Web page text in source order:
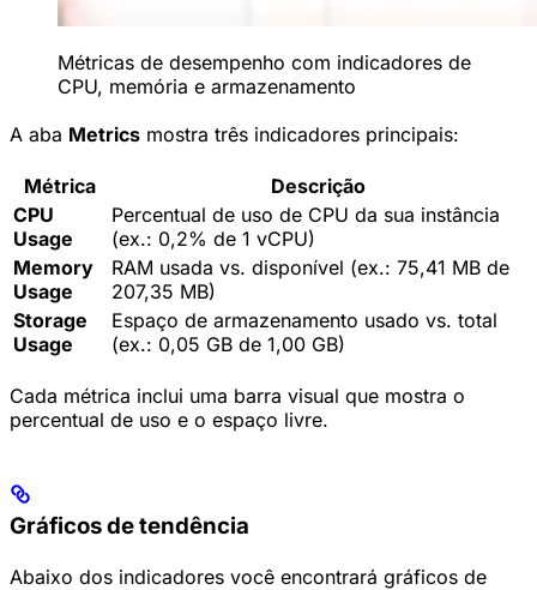
Métricas de desempenho com indicadores de
CPU, memória e armazenamento
A aba Metrics mostra três indicadores principais:
Métrica
Descrição
CPU
Usage
Percentual de uso de CPU da sua instância
(ex.: 0,2% de 1 vCPU)
Memory
Usage
RAM usada vs. disponível (ex.: 75,41 MB de
207,35 MB)
Storage
Usage
Espaço de armazenamento usado vs. total
(ex.: 0,05 GB de 1,00 GB)
Cada métrica inclui uma barra visual que mostra o
percentual de uso e o espaço livre.
Gráficos de tendência
Abaixo dos indicadores você encontrará gráficos de